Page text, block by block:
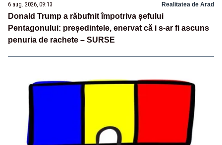
6 aug. 2026, 09:13 Realitatea de Arad
Donald Trump a răbufnit împotriva șefului
Pentagonului: președintele, enervat că i s-ar fi ascuns
penuria de rachete – SURSE